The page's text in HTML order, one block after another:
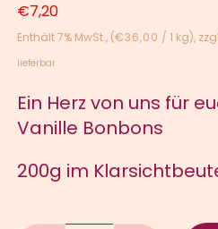
€7,20
Enthält 7% MwSt. (€36,00 / 1 kg)
lieferbar
Ein Herz von uns für
Vanille Bonbons
200g im